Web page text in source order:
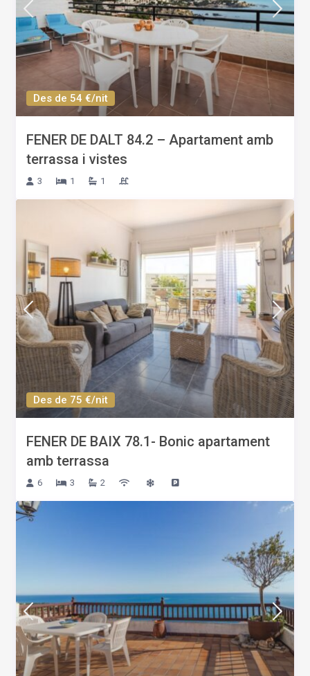
Des de 54 €/nit
FENER DE DALT 84.2 – Apartament amb
terrassa i vistes
3 1 1
Des de 75 €/nit
FENER DE BAIX 78.1- Bonic apartament
amb terrassa
6 3 2